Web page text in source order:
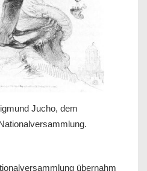
Jucho, dem
übernahm